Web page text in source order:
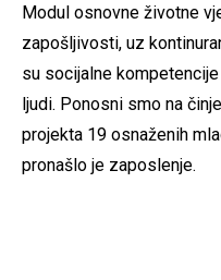
Modul osnovne životne
zapošljivosti, uz
su socijalne
ljudi. Ponosni smo na
projekta 19 osnaženih
pronašlo je zaposlenje.